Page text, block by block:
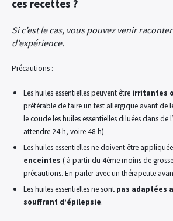
ces recettes ?
Si c’est le cas, vous pouvez venir
d’expérience.
Précautions :
Les huiles essentielles peuvent être irritantes
préférable de faire un test allergique avant de
le coude les huiles essentielles diluées dans de
attendre 24 h, voire 48 h)
Les huiles essentielles ne doivent être
enceintes ( à partir du 4ème moins de
précautions. En parler avec un thérapeute
Les huiles essentielles ne sont pas adaptées
souffrant d’épilepsie.